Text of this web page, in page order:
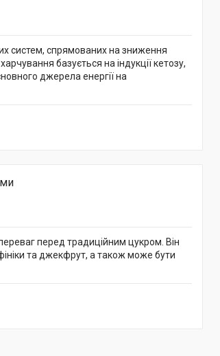
систем, спрямованих на зниження
базується на індукції кетозу,
джерела енергії на
перед традиційним цукром. Він
та джекфрут, а також може бути